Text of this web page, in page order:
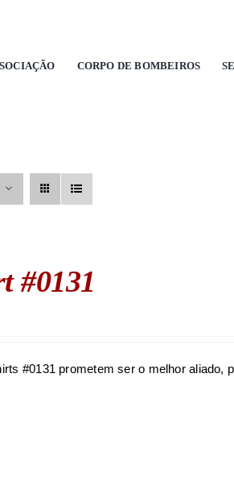
CORPO DE BOMBEIROS
#0131
#0131 prometem ser o melhor aliado,